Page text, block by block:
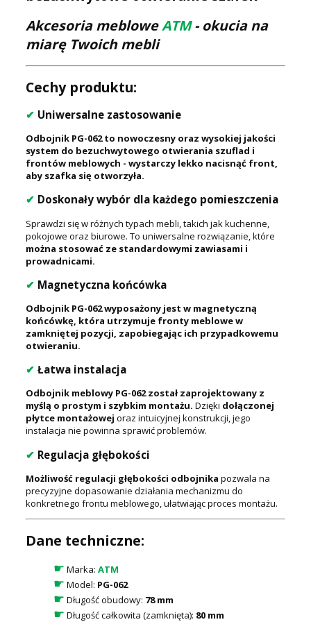
Akcesoria mebloweATM- okucia na
miarę Twoich mebli
Cechy produktu:
✔ Uniwersalne zastosowanie
Odbojnik PG-062 to nowoczesny oraz wysokiej jakości
system do bezuchwytowego otwierania szuflad i
frontów meblowych - wystarczy lekko nacisnąć front,
aby szafka się otworzyła.
✔ Doskonały wybór dla każdego pomieszczenia
Sprawdzi się w różnych typach mebli, takich jak kuchenne,
pokojowe oraz biurowe. To uniwersalne rozwiązanie, które
można stosować ze standardowymi zawiasami i
prowadnicami.
✔ Magnetyczna końcówka
Odbojnik PG-062 wyposażony jest w magnetyczną
końcówkę, która utrzymuje fronty meblowe w
zamkniętej pozycji, zapobiegając ich przypadkowemu
otwieraniu.
✔ Łatwa instalacja
Odbojnik meblowy PG-062 został zaprojektowany z
myślą o prostym i szybkim montażu. Dzięki dołączonej
płytce montażowej oraz intuicyjnej konstrukcji, jego
instalacja nie powinna sprawić problemów.
✔ Regulacja głębokości
Możliwość regulacji głębokości odbojnika pozwala na
precyzyjne dopasowanie działania mechanizmu do
konkretnego frontu meblowego, ułatwiając proces montażu.
Dane techniczne:
☛ Marka: ATM
☛ Model: PG-062
☛ Długość obudowy: 78 mm
☛ Długość całkowita (zamknięta): 80 mm